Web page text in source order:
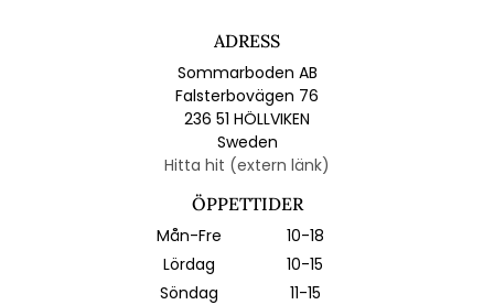
ADRESS
Sommarboden AB
Falsterbovägen 76
236 51 HÖLLVIKEN
Sweden
Hitta hit (extern länk)
ÖPPETTIDER
Mån-Fre
10-18
Lördag
10-15
Söndag
11-15